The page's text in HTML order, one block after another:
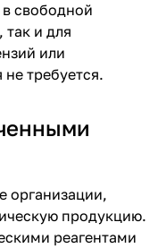
в свободной
и для
или
требуется.
организации,
продукцию.
реагентами